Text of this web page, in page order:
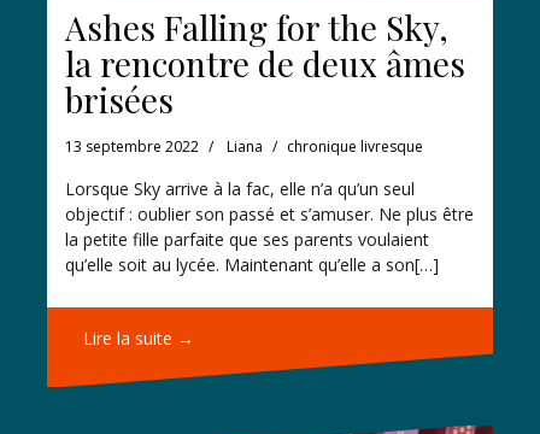
Ashes Falling for the Sky,
la rencontre de deux âmes
brisées
13 septembre 2022 Liana chronique livresque
Lorsque Sky arrive à la fac, elle n’a qu’un seul
objectif : oublier son passé et s’amuser. Ne plus être
la petite fille parfaite que ses parents voulaient
qu’elle soit au lycée. Maintenant qu’elle a son[…]
Lire la suite →